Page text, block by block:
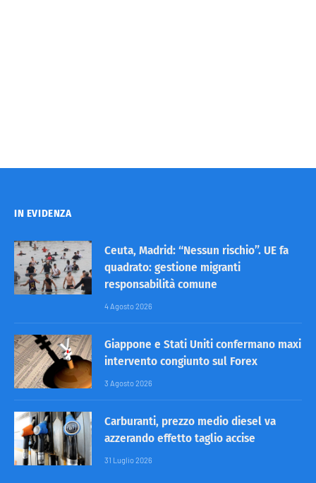
IN EVIDENZA
Ceuta, Madrid: “Nessun rischio”. UE fa
quadrato: gestione migranti
responsabilità comune
4 Agosto 2026
Giappone e Stati Uniti confermano maxi
intervento congiunto sul Forex
3 Agosto 2026
Carburanti, prezzo medio diesel va
azzerando effetto taglio accise
31 Luglio 2026